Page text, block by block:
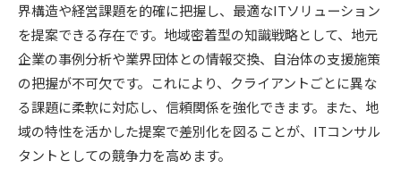
界構造や経営課題を的確に把握し、最適なITソリューション
を提案できる存在です。地域密着型の知識戦略として、地元
企業の事例分析や業界団体との情報交換、自治体の支援施策
の把握が不可欠です。これにより、クライアントごとに異な
る課題に柔軟に対応し、信頼関係を強化できます。また、地
域の特性を活かした提案で差別化を図ることが、ITコンサル
タントとしての競争力を高めます。